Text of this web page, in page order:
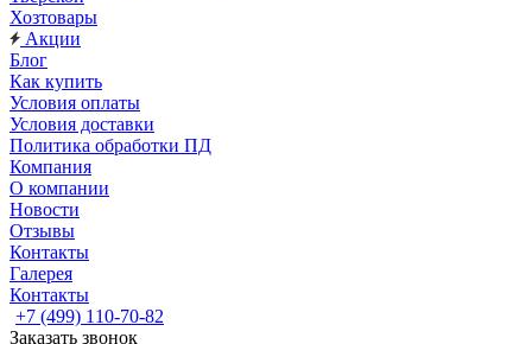
Хозтовары
Акции
Блог
Как купить
Условия оплаты
Условия доставки
Политика обработки ПД
Компания
О компании
Новости
Отзывы
Контакты
Галерея
Контакты
+7 (499) 110-70-82
Заказать звонок